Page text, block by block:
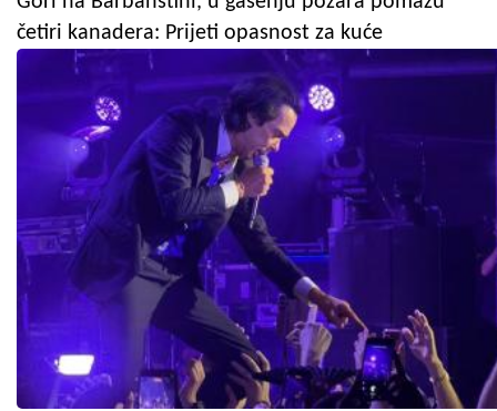
četiri kanadera: Prijeti opasnost za kuće